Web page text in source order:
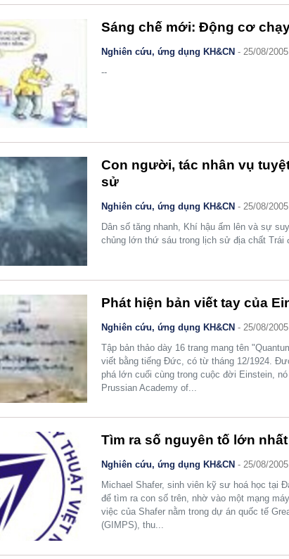
Sáng chế mới: Động cơ
Nghiên cứu, ứng dụng KH&CN - 25/08/2005
--
Con người, tác nhân vụ
sử
Nghiên cứu, ứng dụng KH&CN - 25/08/2005
Dân số tăng nhanh, Khí hậu ấm lên và sự
chủng lớn thứ sáu trong lịch sử địa chất Trái
Phát hiện bản viết tay của
Nghiên cứu, ứng dụng KH&CN - 25/08/2005
Tập bản thảo dày 16 trang mang tên
viết bằng tiếng Đức, có từ tháng 12/1924.
phá lớn cuối cùng trong cuộc đời Einstein,
Prussian Academy of...
Tìm ra số nguyên tố lớn nhất
Nghiên cứu, ứng dụng KH&CN - 25/08/2005
Michael Shafer, sinh viên kỹ sư hoá học tại
để tìm ra con số trên, nhờ vào một mạng
việc của Shafer nằm trong dự án quốc tế
(GIMPS), thu...